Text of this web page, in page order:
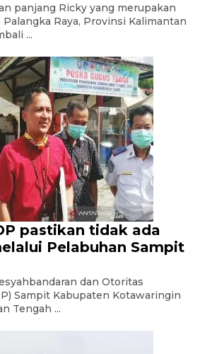
panjang Ricky yang merupakan
Raya, Provinsi Kalimantan
...
pastikan tidak ada
Pelabuhan Sampit
dan Otoritas
Sampit Kabupaten Kotawaringin
Tengah ...